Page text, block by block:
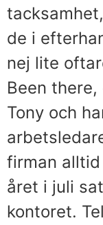
de i
nej lite
Been
Tony och
firman
året i juli
kontoret.